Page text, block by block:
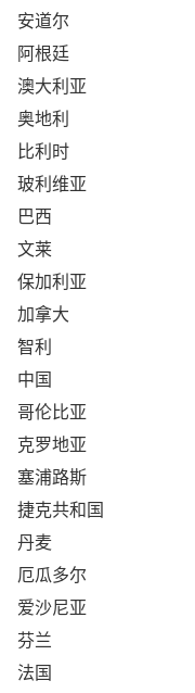
安道尔
阿根廷
澳大利亚
奥地利
比利时
玻利维亚
巴西
文莱
保加利亚
加拿大
智利
中国
哥伦比亚
克罗地亚
塞浦路斯
捷克共和国
丹麦
厄瓜多尔
爱沙尼亚
芬兰
法国